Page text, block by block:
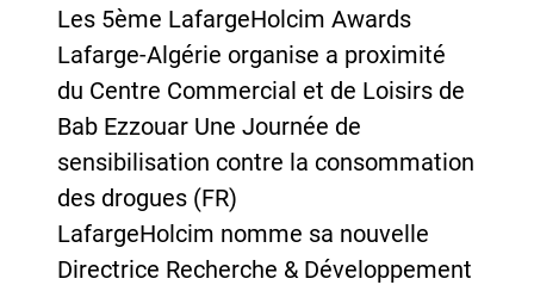
Les 5ème LafargeHolcim Awards
Lafarge-Algérie organise a proximité
du Centre Commercial et de Loisirs de
Bab Ezzouar Une Journée de
sensibilisation contre la consommation
des drogues (FR)
LafargeHolcim nomme sa nouvelle
Directrice Recherche & Développement